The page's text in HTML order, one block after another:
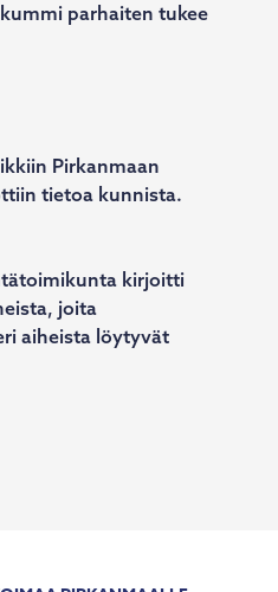
parhaiten tukee
Pirkanmaan
tietoa kunnista.
kirjoitti
joita
aiheista löytyvät